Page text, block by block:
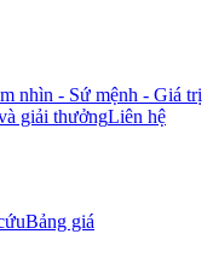
nhìn - Sứ mệnh - Giá trị
giải thưởngLiên hệ
Bảng giá